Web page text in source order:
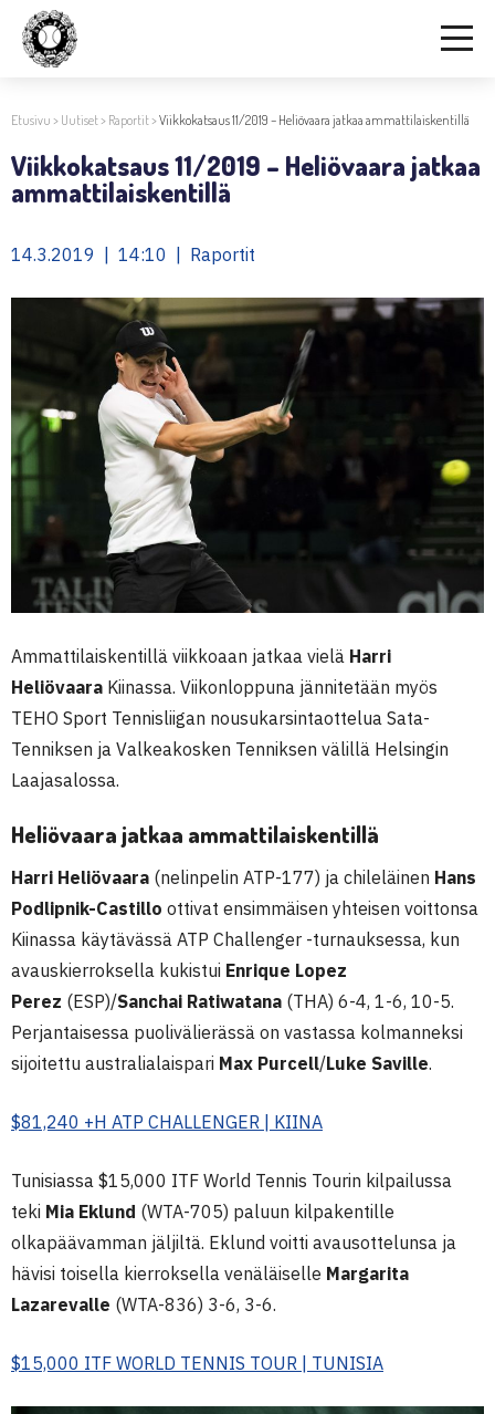
Etusivu > Uutiset> Raportit>Viikkokatsaus 11/2019 – Heliövaara jatkaa ammattilaiskentillä
Viikkokatsaus 11/2019 – Heliövaara jatkaa
ammattilaiskentillä
14.3.2019 | 14:10 | Raportit
Ammattilaiskentillä viikkoaan jatkaa vielä Harri
Heliövaara Kiinassa. Viikonloppuna jännitetään myös
TEHO Sport Tennisliigan nousukarsintaottelua Sata-
Tenniksen ja Valkeakosken Tenniksen välillä Helsingin
Laajasalossa.
Heliövaara jatkaa ammattilaiskentillä
Harri Heliövaara (nelinpelin ATP-177) ja chileläinen Hans
Podlipnik-Castillo ottivat ensimmäisen yhteisen voittonsa
Kiinassa käytävässä ATP Challenger -turnauksessa, kun
avauskierroksella kukistui Enrique Lopez
Perez (ESP)/Sanchai Ratiwatana (THA) 6-4, 1-6, 10-5.
Perjantaisessa puolivälierässä on vastassa kolmanneksi
sijoitettu australialaispari Max Purcell/Luke Saville.
$81,240 +H ATP CHALLENGER | KIINA
Tunisiassa $15,000 ITF World Tennis Tourin kilpailussa
teki Mia Eklund (WTA-705) paluun kilpakentille
olkapäävamman jäljiltä. Eklund voitti avausottelunsa ja
hävisi toisella kierroksella venäläiselle Margarita
Lazarevalle (WTA-836) 3-6, 3-6.
$15,000 ITF WORLD TENNIS TOUR | TUNISIA